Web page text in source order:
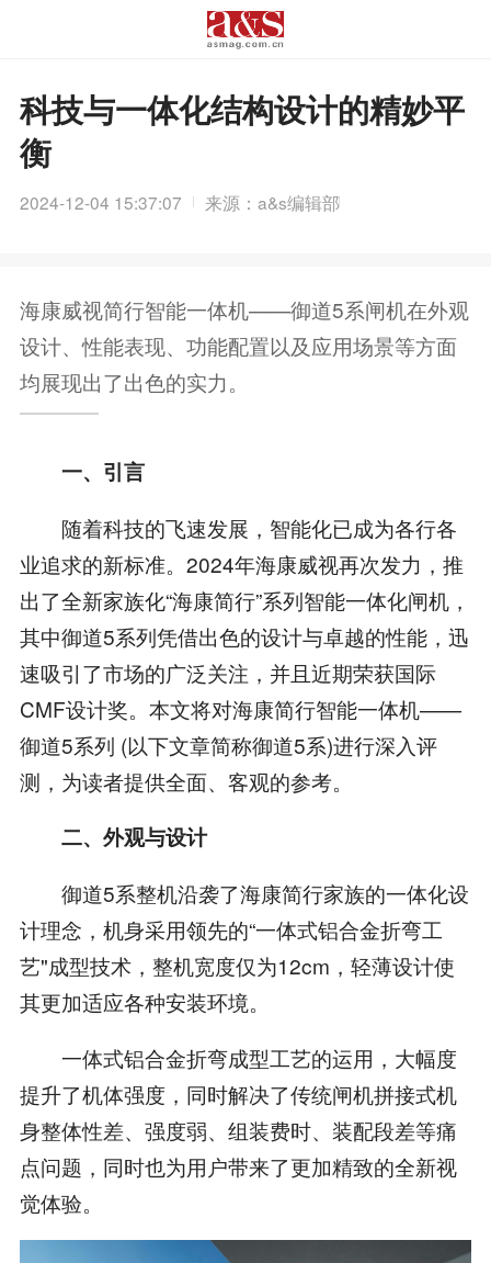
科技与一体化结构设计的精妙平
衡
2024-12-04 15:37:07 来源：a&s编辑部
海康威视简行智能一体机——御道5系闸机在外观
设计、性能表现、功能配置以及应用场景等方面
均展现出了出色的实力。
一、引言
随着科技的飞速发展，智能化已成为各行各
业追求的新标准。2024年海康威视再次发力，推
出了全新家族化“海康简行”系列智能一体化闸机，
其中御道5系列凭借出色的设计与卓越的性能，迅
速吸引了市场的广泛关注，并且近期荣获国际
CMF设计奖。本文将对海康简行智能一体机——
御道5系列 (以下文章简称御道5系)进行深入评
测，为读者提供全面、客观的参考。
二、外观与设计
御道5系整机沿袭了海康简行家族的一体化设
计理念，机身采用领先的“一体式铝合金折弯工
艺"成型技术，整机宽度仅为12cm，轻薄设计使
其更加适应各种安装环境。
一体式铝合金折弯成型工艺的运用，大幅度
提升了机体强度，同时解决了传统闸机拼接式机
身整体性差、强度弱、组装费时、装配段差等痛
点问题，同时也为用户带来了更加精致的全新视
觉体验。